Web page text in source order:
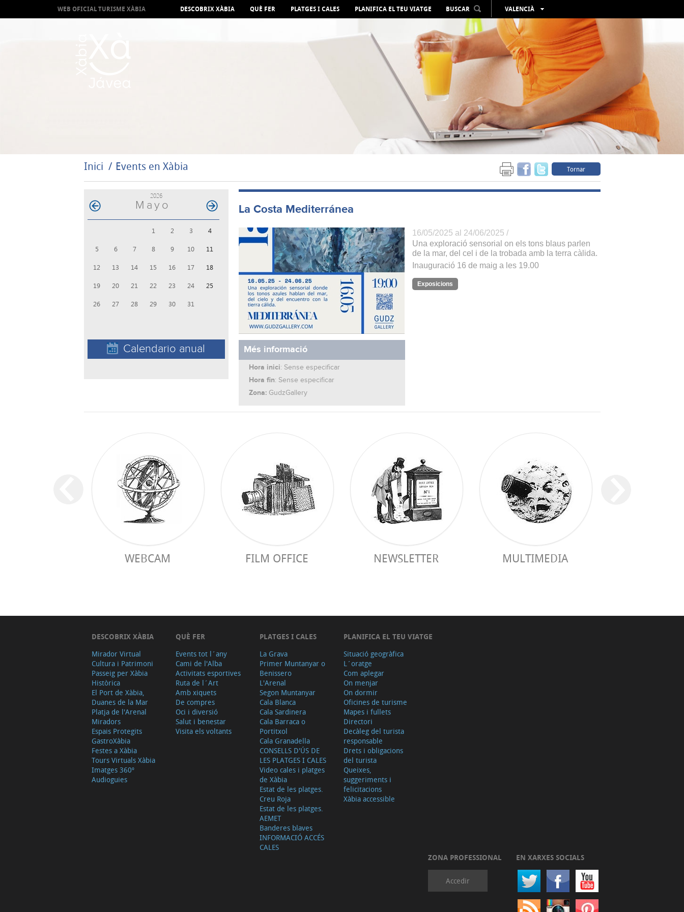
WEB OFICIAL TURISME XÀBIA DESCOBRIX XÀBIA QUÈ FER PLATGES I CALES PLANIFICA EL TEU VIATGE BUSCAR
VALENCIÀ
ESPAÑOL
ENGLISH
FRANÇAIS
DEUTSCH
РУССКИЙ
Inici Events en Xàbia Tornar
2026
Mayo
1 2 3 4
5 6 7 8 9 10 11
12 13 14 15 16 17 18
19 20 21 22 23 24 25
26 27 28 29 30 31
Calendario anual
La Costa Mediterránea
Més informació
Hora inici: Sense especificar
Hora fin: Sense especificar
Zona: GudzGallery
16/05/2025 al 24/06/2025 /
Una exploració sensorial on els tons blaus parlen
de la mar, del cel i de la trobada amb la terra càlida.
Inauguració 16 de maig a les 19.00
Exposicions
WEBCAM FILM OFFICE NEWSLETTER MULTIMEDIA
DESCOBRIX XÀBIA
Mirador Virtual
Cultura i Patrimoni
Passeig per Xàbia
Històrica
El Port de Xàbia,
Duanes de la Mar
Platja de l'Arenal
Miradors
Espais Protegits
GastroXàbia
Festes a Xàbia
Tours Virtuals Xàbia
Imatges 360º
Audioguies
QUÈ FER
Events tot l´any
Cami de l'Alba
Activitats esportives
Ruta de l´Art
Amb xiquets
De compres
Oci i diversió
Salut i benestar
Visita els voltants
PLATGES I CALES
La Grava
Primer Muntanyar o
Benissero
L'Arenal
Segon Muntanyar
Cala Blanca
Cala Sardinera
Cala Barraca o
Portitxol
Cala Granadella
CONSELLS D'ÚS DE
LES PLATGES I CALES
Video cales i platges
de Xàbia
Estat de les platges.
Creu Roja
Estat de les platges.
AEMET
Banderes blaves
INFORMACIÓ ACCÉS
CALES
PLANIFICA EL TEU VIATGE
Situació geogràfica
L´oratge
Com aplegar
On menjar
On dormir
Oficines de turisme
Mapes i fullets
Directori
Decàleg del turista
responsable
Drets i obligacions
del turista
Queixes,
suggeriments i
felicitacions
Xàbia accessible
ZONA PROFESSIONAL
Accedir
EN XARXES SOCIALS